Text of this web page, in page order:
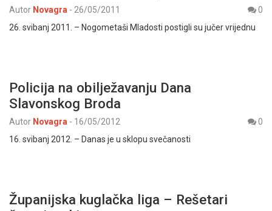
Autor Novagra - 26/05/2011
0
26. svibanj 2011. – Nogometaši Mladosti postigli su jučer vrijednu
Policija na obilježavanju Dana
Slavonskog Broda
Autor Novagra - 16/05/2012
0
16. svibanj 2012. – Danas je u sklopu svečanosti
Županijska kuglačka liga – Rešetari